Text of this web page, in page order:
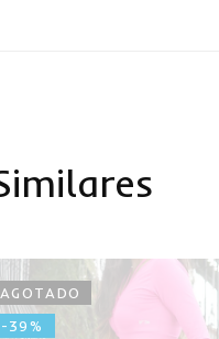
AGOTADO
-39%